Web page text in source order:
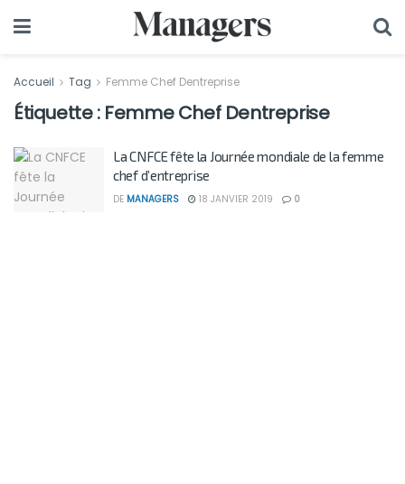
Accueil Tag Femme Chef Dentreprise
Étiquette : Femme Chef Dentreprise
La CNFCE fête la Journée mondiale de la femme
chef d’entreprise
DE MANAGERS 18 JANVIER 2019 0